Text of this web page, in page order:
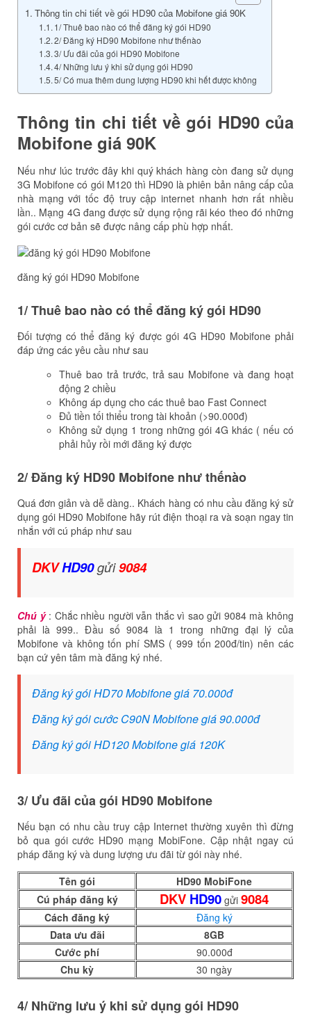
Thông tin chi tiết về gói HD90 của Mobifone giá 90K
1/ Thuê bao nào có thể đăng ký gói HD90
2/ Đăng ký HD90 Mobifone như thếnào
3/ Ưu đãi của gói HD90 Mobifone
4/ Những lưu ý khi sử dụng gói HD90
5/ Có mua thêm dung lượng HD90 khi hết được không
Thông tin chi tiết về gói HD90 của
Mobifone giá 90K
Nếu như lúc trước đây khi quý khách hàng còn đang sử dụng
3G Mobifone có gói M120 thì HD90 là phiên bản nâng cấp của
nhà mạng với tốc độ truy cập internet nhanh hơn rất nhiều
lần.. Mạng 4G đang được sử dụng rộng rãi kéo theo đó những
gói cước cơ bản sẽ được nâng cấp phù hợp nhất.
đăng ký gói HD90 Mobifone
1/ Thuê bao nào có thể đăng ký gói HD90
Đối tượng có thể đăng ký được gói 4G HD90 Mobifone phải
đáp ứng các yêu cầu như sau
Thuê bao trả trước, trả sau Mobifone và đang hoạt
động 2 chiều
Không áp dụng cho các thuê bao Fast Connect
Đủ tiền tối thiểu trong tài khoản (>90.000đ)
Không sử dụng 1 trong những gói 4G khác ( nếu có
phải hủy rồi mới đăng ký được
2/ Đăng ký HD90 Mobifone như thếnào
Quá đơn giản và dễ dàng.. Khách hàng có nhu cầu đăng ký sử
dụng gói HD90 Mobifone hãy rút điện thoại ra và soạn ngay tin
nhắn với cú pháp như sau
DKVHD90gửi9084
Chú ý: Chắc nhiều người vẫn thắc vì sao gửi 9084 mà không
phải là 999.. Đầu số 9084 là 1 trong những đại lý của
Mobifone và không tốn phí SMS ( 999 tốn 200đ/tin) nên các
bạn cứ yên tâm mà đăng ký nhé.
Đăng ký gói HD70 Mobifone giá 70.000đ
Đăng ký gói cước C90N Mobifone giá 90.000đ
Đăng ký gói HD120 Mobifone giá 120K
3/ Ưu đãi của gói HD90 Mobifone
Nếu bạn có nhu cầu truy cập Internet thường xuyên thì đừng
bỏ qua gói cước HD90 mạng MobiFone. Cập nhật ngay cú
pháp đăng ký và dung lượng ưu đãi từ gói này nhé.
Tên gói
HD90 MobiFone
Cú pháp đăng ký
DKV HD90 gửi 9084
Cách đăng ký
Đăng ký
Data ưu đãi
8GB
Cước phí
90.000đ
Chu kỳ
30 ngày
4/ Những lưu ý khi sử dụng gói HD90